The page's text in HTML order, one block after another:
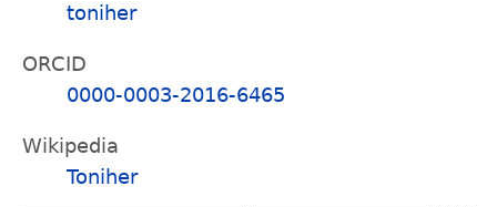
toniher
ORCID
0000-0003-2016-6465
Wikipedia
Toniher